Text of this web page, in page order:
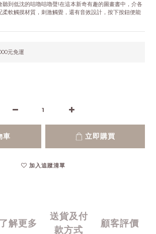
聽到低沈的咕嚕咕嚕聲!在這本新奇有趣的圖畫書中，介各
柔軟觸摸材質，刺激觸覺，還有音效設計，按下按鈕便能
元免運
車 立即購買
加入追蹤清單
了解更多
送貨及付
款方式
顧客評價